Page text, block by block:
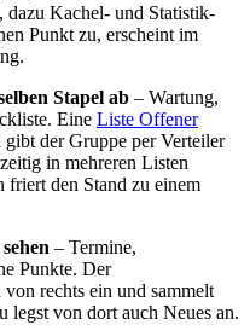
, dazu Kachel- und Statistik-
Punkt zu, erscheint im
Stapel ab – Wartung,
Eine Liste Offener
der Gruppe per Verteiler
in mehreren Listen
den Stand zu einem
– Termine,
Punkte. Der
rechts ein und sammelt
legst von dort auch Neues an.